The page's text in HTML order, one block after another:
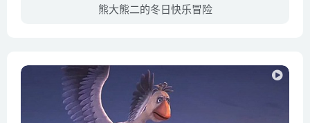
熊大熊二的冬日快乐冒险